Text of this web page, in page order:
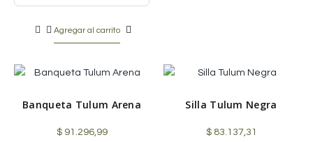
Agregar al carrito
Banqueta Tulum Arena
$91.296,99
Silla Tulum Negra
$83.137,31